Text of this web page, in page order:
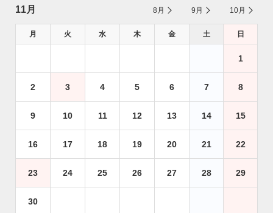
11月 8月 9月 10月
月 火 水 木 金 土 日
1
2 3 4 5 6 7 8
9 10 11 12 13 14 15
16 17 18 19 20 21 22
23 24 25 26 27 28 29
30